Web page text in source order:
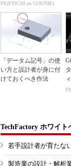
PR(FINCHI on GOETHE)
「データム記号」の使
い方と設計者が身に付
けておくべき作法
TechFactory ホワイト
若手設計者が育たな
製造業の設計・解析